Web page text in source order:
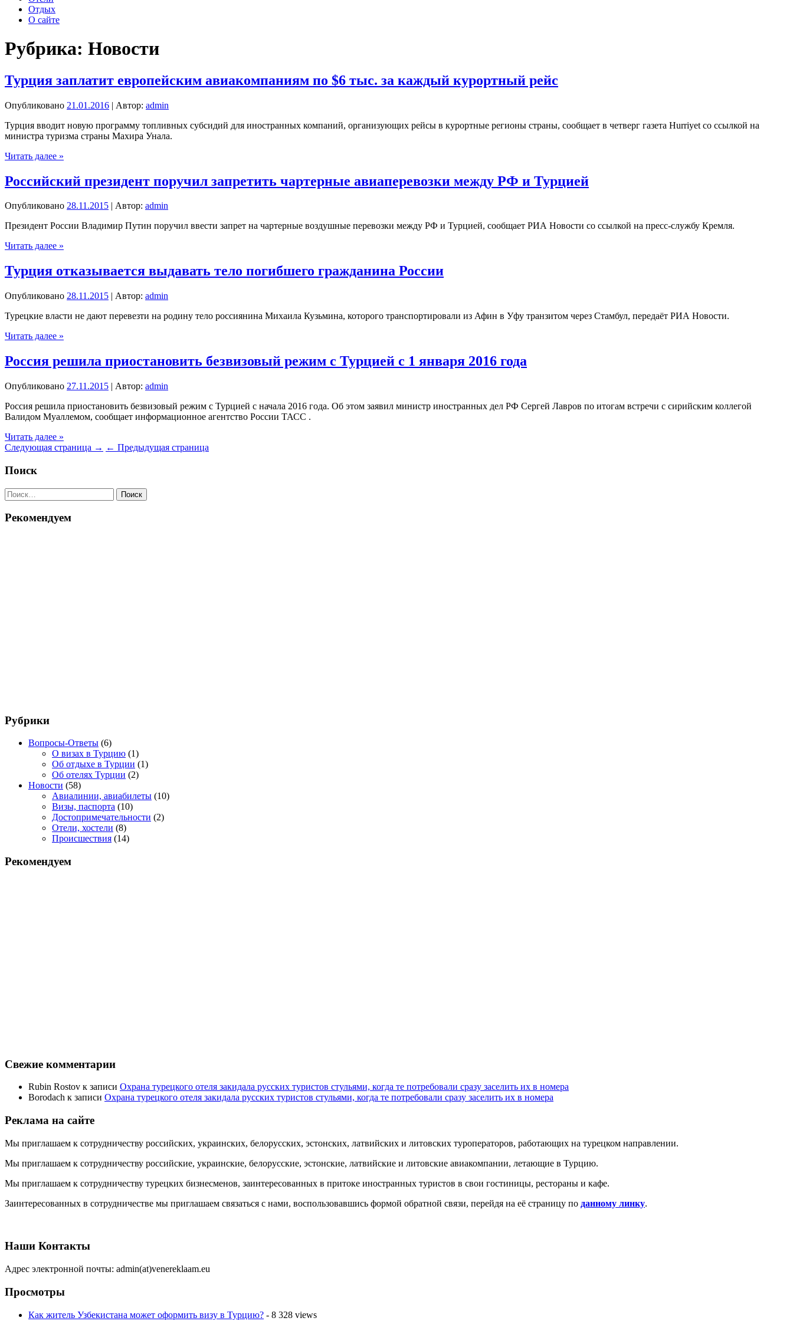
Отдых
О сайте
Рубрика: Новости
Турция заплатит европейским авиакомпаниям по $6 тыс. за каждый курортный рейс
Опубликовано 21.01.2016 | Автор: admin
Турция вводит новую программу топливных субсидий для иностранных компаний, организующих рейсы в курортные регионы страны, сообщает в четверг газета Hurriyet со ссылкой на
министра туризма страны Махира Унала.
Читать далее »
европейским
авиакомпаниям
$6
за
курортный
Российский президент поручил запретить чартерные авиаперевозки между РФ и Турцией
Опубликовано 28.11.2015 | Автор: admin
Президент России Владимир Путин поручил ввести запрет на чартерные воздушные перевозки между РФ и Турцией, сообщает РИА Новости со ссылкой на пресс-службу Кремля.
Читать далее »
поручил
запретить
авиаперевозки
РФ
Турцией
Турция отказывается выдавать тело погибшего гражданина России
Опубликовано 28.11.2015 | Автор: admin
Турецкие власти не дают перевезти на родину тело россиянина Михаила Кузьмина, которого транспортировали из Афин в Уфу транзитом через Стамбул, передаёт РИА Новости.
Читать далее »
тело
гражданина
Россия решила приостановить безвизовый режим с Турцией с 1 января 2016 года
Опубликовано 27.11.2015 | Автор: admin
Россия решила приостановить безвизовый режим с Турцией с начала 2016 года. Об этом заявил министр иностранных дел РФ Сергей Лавров по итогам встречи с сирийским коллегой
Валидом Муаллемом, сообщает информационное агентство России ТАСС .
Читать далее »
решила
с
Турцией
1
Следующая страница → ← Предыдущая страница
Поиск
Найти:
Рекомендуем
Рубрики
Вопросы-Ответы (6)
О визах в Турцию (1)
Об отдыхе в Турции (1)
Об отелях Турции (2)
Новости (58)
Авиалинии, авиабилеты (10)
Визы, паспорта (10)
Достопримечательности (2)
Отели, хостели (8)
Происшествия (14)
Рекомендуем
Свежие комментарии
Rubin Rostov к записи Охрана турецкого отеля закидала русских туристов стульями, когда те потребовали сразу заселить их в номера
Borodach к записи Охрана турецкого отеля закидала русских туристов стульями, когда те потребовали сразу заселить их в номера
Реклама на сайте
Мы приглашаем к сотрудничеству российских, украинских, белорусских, эстонских, латвийских и литовских туроператоров, работающих на турецком направлении.
Мы приглашаем к сотрудничеству российские, украинские, белорусские, эстонские, латвийские и литовские авиакомпании, летающие в Турцию.
Мы приглашаем к сотрудничеству турецких бизнесменов, заинтересованных в притоке иностранных туристов в свои гостиницы, рестораны и кафе.
Заинтересованных в сотрудничестве мы приглашаем связаться с нами, воспользовавшись формой обратной связи, перейдя на её страницу по данному линку.
Наши Контакты
Адрес электронной почты: admin(at)venereklaam.eu
Просмотры
Как житель Узбекистана может оформить визу в Турцию? - 8 328 views